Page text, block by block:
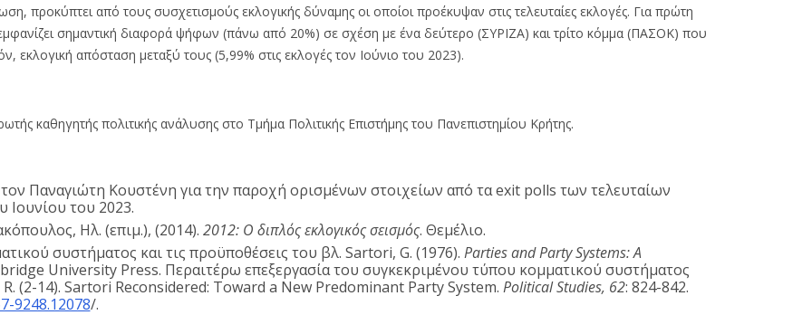
προκύπτει από τους συσχετισμούς εκλογικής δύναμης οι οποίοι προέκυψαν στις τελευταίες εκλογές. Για πρώτη
σημαντική διαφορά ψήφων (πάνω από 20%) σε σχέση με ένα δεύτερο (ΣΥΡΙΖΑ) και τρίτο κόμμα (ΠΑΣΟΚ) που
εκλογική απόσταση μεταξύ τους (5,99% στις εκλογές τον Ιούνιο του 2023).
καθηγητής πολιτικής ανάλυσης στο Τμήμα Πολιτικής Επιστήμης του Πανεπιστημίου Κρήτης.
Παναγιώτη Κουστένη για την παροχή ορισμένων στοιχείων από τα exit polls των τελευταίων
Ιουνίου του 2023.
Ηλ. (επιμ.), (2014). 2012: Ο διπλός εκλογικός σεισμός. Θεμέλιο.
συστήματος και τις προϋποθέσεις του βλ. Sartori, G. (1976). Parties and Party Systems: A
University Press. Περαιτέρω επεξεργασία του συγκεκριμένου τύπου κομματικού συστήματος
(2-14). Sartori Reconsidered: Toward a New Predominant Party System. Political Studies, 62: 824-842.
9248.12078/.